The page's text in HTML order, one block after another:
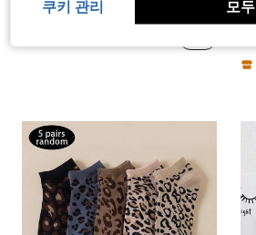
-27% 마지막 3일 -
쿠키 관리 모